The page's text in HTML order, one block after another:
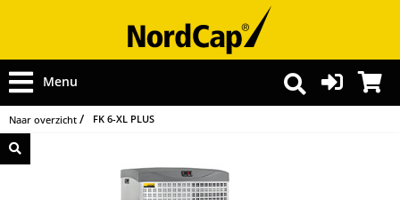
Menu
Naar overzicht FK 6-XL PLUS